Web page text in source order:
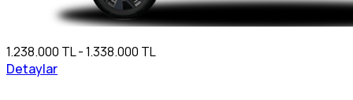
1.238.000 TL - 1.338.000 TL
Detaylar